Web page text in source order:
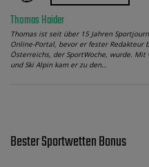
Thomas Haider
Thomas ist seit über 15 Jahren
Online-Portal, bevor er fester Redakteur
Österreichs, der SportWoche, wurde.
und Ski Alpin kam er zu den…
Bester Sportwetten Bonus